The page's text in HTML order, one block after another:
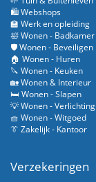
🛍️ Webshops
🏫 Werk en opleiding
🛀 Wonen - Badkamer
🛡️ Wonen - Beveiligen
🏠 Wonen - Huren
🔪 Wonen - Keuken
🏡 Wonen & Interieur
🛏️ Wonen - Slapen
💡 Wonen - Verlichting
🧺 Wonen - Witgoed
👔 Zakelijk - Kantoor
Verzekeringen